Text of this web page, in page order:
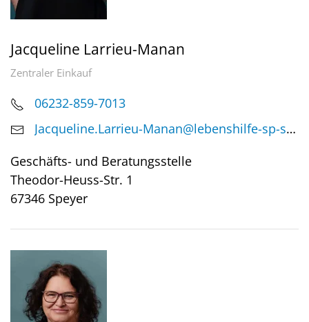
Jacqueline Larrieu-Manan
Zentraler Einkauf
06232-859-7013
Jacqueline.Larrieu-Manan@lebenshilfe-sp-schi.de
Geschäfts- und Beratungsstelle
Theodor-Heuss-Str. 1
67346 Speyer